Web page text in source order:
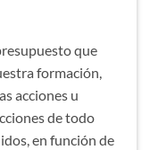
que
formación,
acciones u
de todo
en función de